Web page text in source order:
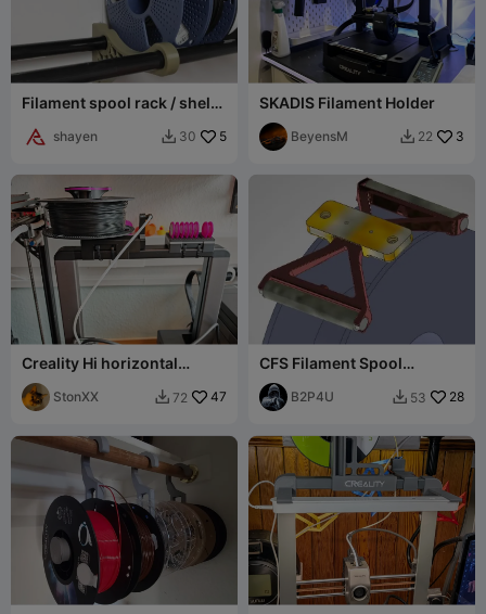
Filament spool rack / shelf
shayen  30 5
SKADIS Filament Holder
BeyensM  22 3
Creality Hi horizontal
filament spool holder
StonXX  72 47
CFS Filament Spool
Retainer – Modular System
B2P4U  53 28